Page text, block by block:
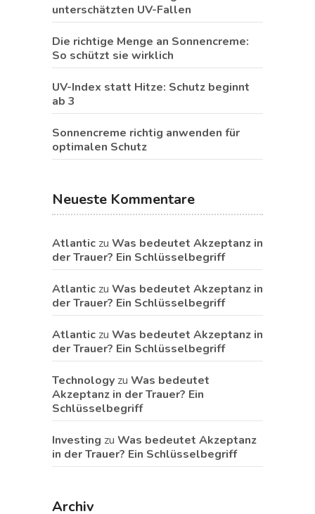
unterschätzten UV-Fallen
Die richtige Menge an Sonnencreme:
So schützt sie wirklich
UV-Index statt Hitze: Schutz beginnt
ab 3
Sonnencreme richtig anwenden für
optimalen Schutz
Neueste Kommentare
Atlantic zu Was bedeutet Akzeptanz in
der Trauer? Ein Schlüsselbegriff
Atlantic zu Was bedeutet Akzeptanz in
der Trauer? Ein Schlüsselbegriff
Atlantic zu Was bedeutet Akzeptanz in
der Trauer? Ein Schlüsselbegriff
Technology zu Was bedeutet
Akzeptanz in der Trauer? Ein
Schlüsselbegriff
Investing zu Was bedeutet Akzeptanz
in der Trauer? Ein Schlüsselbegriff
Archiv